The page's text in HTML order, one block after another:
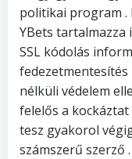
politikai program .
YBets tartalmazza
SSL kódolás
fedezetmentesítés
nélküli védelem
felelős a
tesz gyakorol
számszerű szerző